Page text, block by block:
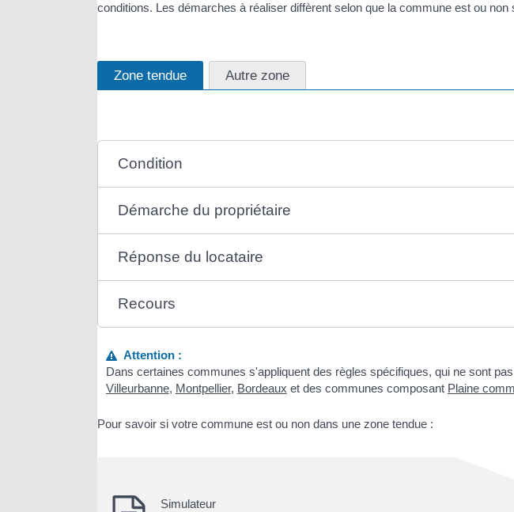
conditions. Les démarches à réaliser diffèrent selon que la commune est ou non
Zone tendue Autre zone
Condition
Démarche du propriétaire
Réponse du locataire
Recours
Attention :
Dans certaines communes s'appliquent des règles spécifiques, qui ne sont
Villeurbanne, Montpellier, Bordeaux et des communes composant Plaine
Pour savoir si votre commune est ou non dans une zone tendue :
Simulateur